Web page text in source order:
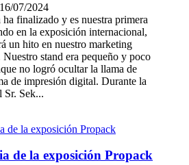
07/2024
finalizado y es nuestra primera
en la exposición internacional,
un hito en nuestro marketing
stand era pequeño y poco
no logró ocultar la llama de
de impresión digital. Durante la
Sr. Sek...
de la exposición Propack